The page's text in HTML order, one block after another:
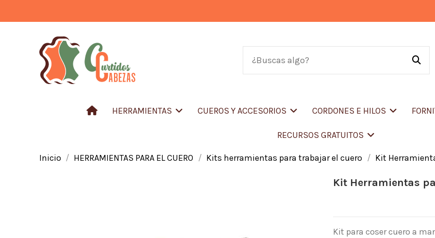
HERRAMIENTAS CUEROS Y ACCESORIOS CORDONES E HILOS
RECURSOS GRATUITOS
Inicio HERRAMIENTAS PARA EL CUERO Kits herramientas para trabajar el cuero Kit
Kit Herramientas
Kit para coser cuero a